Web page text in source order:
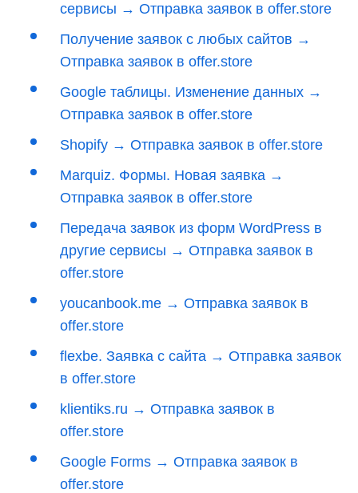
сервисы → Отправка заявок в offer.store
Получение заявок с любых сайтов →
Отправка заявок в offer.store
Google таблицы. Изменение данных →
Отправка заявок в offer.store
Shopify → Отправка заявок в offer.store
Marquiz. Формы. Новая заявка →
Отправка заявок в offer.store
Передача заявок из форм WordPress в
другие сервисы → Отправка заявок в
offer.store
youcanbook.me → Отправка заявок в
offer.store
flexbe. Заявка с сайта → Отправка заявок
в offer.store
klientiks.ru → Отправка заявок в
offer.store
Google Forms → Отправка заявок в
offer.store